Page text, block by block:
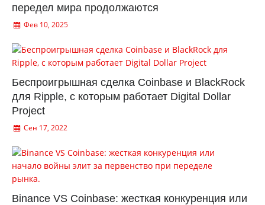
передел мира продолжаются
Фев 10, 2025
Беспроигрышная сделка Coinbase и BlackRock
для Ripple, с которым работает Digital Dollar
Project
Сен 17, 2022
Binance VS Coinbase: жесткая конкуренция или